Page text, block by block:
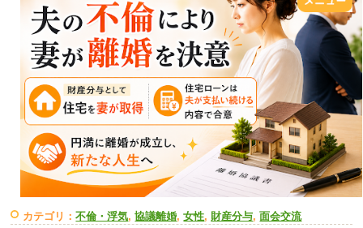
カテゴリ：不倫・浮気,協議離婚,女性, 財産分与,面会交流